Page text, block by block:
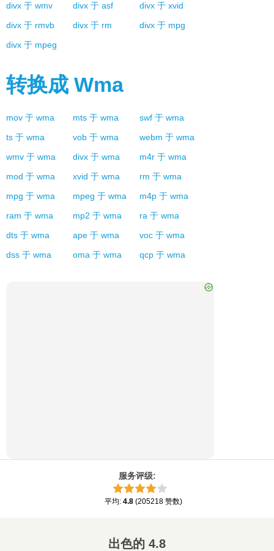
divx 于 wmv divx 于 asf divx 于 xvid
divx 于 rmvb divx 于 rm divx 于 mpg
divx 于 mpeg
转换成 Wma
mov 于 wma mts 于 wma swf 于 wma
ts 于 wma vob 于 wma webm 于 wma
wmv 于 wma divx 于 wma m4r 于 wma
mod 于 wma xvid 于 wma rm 于 wma
mpg 于 wma mpeg 于 wma m4p 于 wma
ram 于 wma mp2 于 wma ra 于 wma
dts 于 wma ape 于 wma voc 于 wma
dss 于 wma oma 于 wma qcp 于 wma
服务评级:
平均: 4.8 (205218 赞数)
出色的 4.8